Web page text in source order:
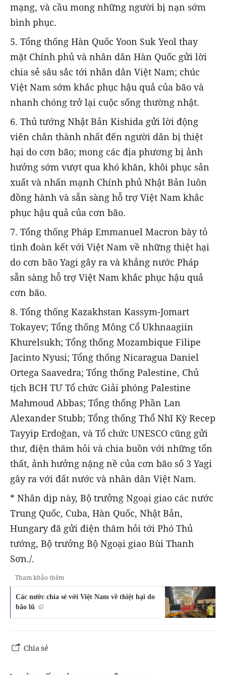
mạng, và cầu mong những người bị nạn sớm
bình phục.
5. Tổng thống Hàn Quốc Yoon Suk Yeol thay
mặt Chính phủ và nhân dân Hàn Quốc gửi lời
chia sẻ sâu sắc tới nhân dân Việt Nam; chúc
Việt Nam sớm khắc phục hậu quả của bão và
nhanh chóng trở lại cuộc sống thường nhật.
6. Thủ tướng Nhật Bản Kishida gửi lời động
viên chân thành nhất đến người dân bị thiệt
hại do cơn bão; mong các địa phương bị ảnh
hưởng sớm vượt qua khó khăn, khôi phục sản
xuất và nhấn mạnh Chính phủ Nhật Bản luôn
đồng hành và sẵn sàng hỗ trợ Việt Nam khắc
phục hậu quả của cơn bão.
7. Tổng thống Pháp Emmanuel Macron bày tỏ
tình đoàn kết với Việt Nam về những thiệt hại
do cơn bão Yagi gây ra và khẳng nước Pháp
sẵn sàng hỗ trợ Việt Nam khắc phục hậu quả
cơn bão.
8. Tổng thống Kazakhstan Kassym-Jomart
Tokayev; Tổng thống Mông Cổ Ukhnaagiin
Khurelsukh; Tổng thống Mozambique Filipe
Jacinto Nyusi; Tổng thống Nicaragua Daniel
Ortega Saavedra; Tổng thống Palestine, Chủ
tịch BCH TƯ Tổ chức Giải phóng Palestine
Mahmoud Abbas; Tổng thống Phần Lan
Alexander Stubb; Tổng thống Thổ Nhĩ Kỳ Recep
Tayyip Erdoğan, và Tổ chức UNESCO cũng gửi
thư, điện thăm hỏi và chia buồn với những tổn
thất, ảnh hưởng nặng nề của cơn bão số 3 Yagi
gây ra với đất nước và nhân dân Việt Nam.
* Nhân dịp này, Bộ trưởng Ngoại giao các nước
Trung Quốc, Cuba, Hàn Quốc, Nhật Bản,
Hungary đã gửi điện thăm hỏi tới Phó Thủ
tướng, Bộ trưởng Bộ Ngoại giao Bùi Thanh
Sơn./.
Tham khảo thêm
Các nước chia sẻ với Việt Nam về thiệt hại do
bão lũ
Chia sẻ